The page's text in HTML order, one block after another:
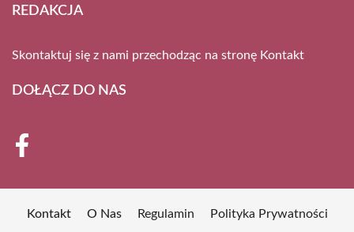
REDAKCJA
Skontaktuj się z nami przechodząc na stronę Kontakt
DOŁĄCZ DO NAS
Kontakt O Nas Regulamin Polityka Prywatności